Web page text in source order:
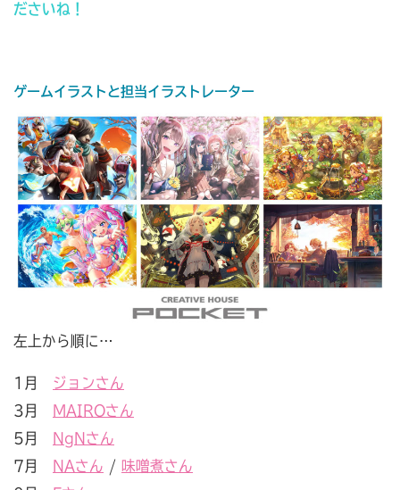
ださいね！
ゲームイラストと担当イラストレーター
左上から順に…
1月 ジョンさん
3月
MAIROさん
5月
NgNさん
7月
NAさん / 味噌煮さん